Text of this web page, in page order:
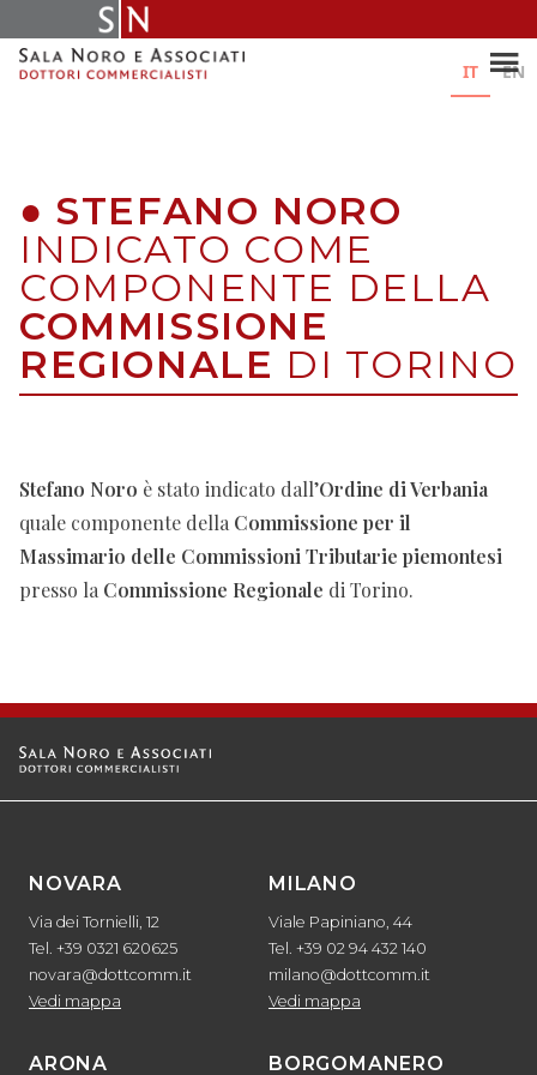
to
content
IT EN
● STEFANO NORO
INDICATO COME
COMPONENTE DELLA
COMMISSIONE
REGIONALE DI TORINO
Stefano Noro è stato indicato dall’Ordine di Verbania
quale componente della Commissione per il
Massimario delle Commissioni Tributarie piemontesi
presso la Commissione Regionale di Torino.
NOVARA
Via dei Tornielli, 12
Tel. +39 0321 620625
novara@dottcomm.it
Vedi mappa
MILANO
Viale Papiniano, 44
Tel. +39 02 94 432 140
milano@dottcomm.it
Vedi mappa
ARONA BORGOMANERO